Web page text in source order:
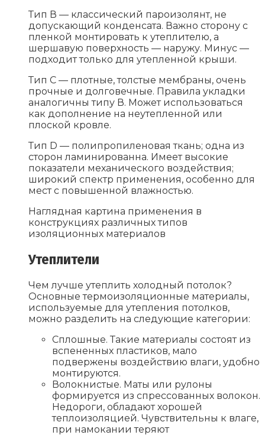
Тип В — классический пароизолянт, не
допускающий конденсата. Важно сторону с
пленкой монтировать к утеплителю, а
шершавую поверхность — наружу. Минус —
подходит только для утепленной крыши.
Тип С — плотные, толстые мембраны, очень
прочные и долговечные. Правила укладки
аналогичны типу В. Может использоваться
как дополнение на неутепленной или
плоской кровле.
Тип D — полипропиленовая ткань; одна из
сторон ламинированна. Имеет высокие
показатели механического воздействия;
широкий спектр применения, особенно для
мест с повышенной влажностью.
Наглядная картина применения в
конструкциях различных типов
изоляционных материалов
Утеплители
Чем лучше утеплить холодный потолок?
Основные термоизоляционные материалы,
используемые для утепления потолков,
можно разделить на следующие категории:
Сплошные. Такие материалы состоят из
вспененных пластиков, мало
подвержены воздействию влаги, удобно
монтируются.
Волокнистые. Маты или рулоны
формируется из спрессованных волокон.
Недороги, обладают хорошей
теплоизоляцией. Чувствительны к влаге,
при намокании теряют